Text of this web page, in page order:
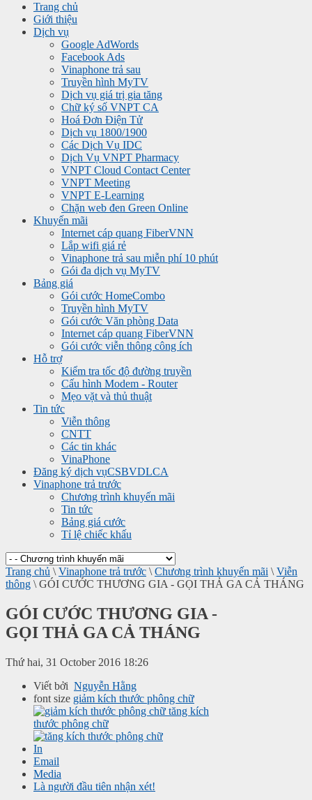
Trang chủ
Giới thiệu
Dịch vụ
Google AdWords
Facebook Ads
Vinaphone trả sau
Truyền hình MyTV
Dịch vụ giá trị gia tăng
Chữ ký số VNPT CA
Hoá Đơn Điện Tử
Dịch vụ 1800/1900
Các Dịch Vụ IDC
Dịch Vụ VNPT Pharmacy
VNPT Cloud Contact Center
VNPT Meeting
VNPT E-Learning
Chặn web đen Green Online
Khuyến mãi
Internet cáp quang FiberVNN
Lắp wifi giá rẻ
Vinaphone trả sau miễn phí 10 phút
Gói đa dịch vụ MyTV
Bảng giá
Gói cước HomeCombo
Truyền hình MyTV
Gói cước Văn phòng Data
Internet cáp quang FiberVNN
Gói cước viễn thông công ích
Hỗ trợ
Kiểm tra tốc độ đường truyền
Cấu hình Modem - Router
Mẹo vặt và thủ thuật
Tin tức
Viễn thông
CNTT
Các tin khác
VinaPhone
Đăng ký dịch vụCSBVDLCA
Vinaphone trả trước
Chương trình khuyến mãi
Tin tức
Bảng giá cước
Tỉ lệ chiếc khấu
Trang chủ \ Vinaphone trả trước \ Chương trình khuyến mãi \ Viễn
thông \ GÓI CƯỚC THƯƠNG GIA - GỌI THẢ GA CẢ THÁNG
GÓI CƯỚC THƯƠNG GIA -
GỌI THẢ GA CẢ THÁNG
Thứ hai, 31 October 2016 18:26
Viết bởi Nguyễn Hằng
font size giảm kích thước phông chữ
tăng kích
thước phông chữ
In
Email
Media
Là người đầu tiên nhận xét!